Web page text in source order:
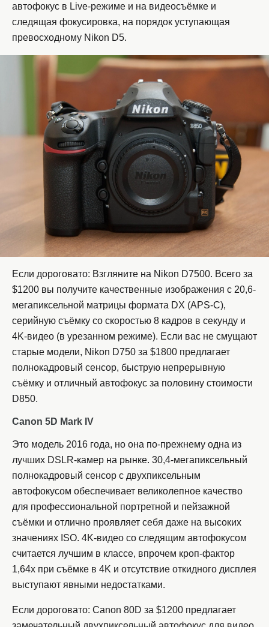
автофокус в Live-режиме и на видеосъёмке и
следящая фокусировка, на порядок уступающая
превосходному Nikon D5.
Если дороговато: Взгляните на Nikon D7500. Всего за
$1200 вы получите качественные изображения с 20,6-
мегапиксельной матрицы формата DX (APS-C),
серийную съёмку со скоростью 8 кадров в секунду и
4K-видео (в урезанном режиме). Если вас не смущают
старые модели, Nikon D750 за $1800 предлагает
полнокадровый сенсор, быструю непрерывную
съёмку и отличный автофокус за половину стоимости
D850.
Canon 5D Mark IV
Это модель 2016 года, но она по-прежнему одна из
лучших DSLR-камер на рынке. 30,4-мегапиксельный
полнокадровый сенсор с двухпиксельным
автофокусом обеспечивает великолепное качество
для профессиональной портретной и пейзажной
съёмки и отлично проявляет себя даже на высоких
значениях ISO. 4K-видео со следящим автофокусом
считается лучшим в классе, впрочем кроп-фактор
1,64x при съёмке в 4K и отсутствие откидного дисплея
выступают явными недостатками.
Если дороговато: Canon 80D за $1200 предлагает